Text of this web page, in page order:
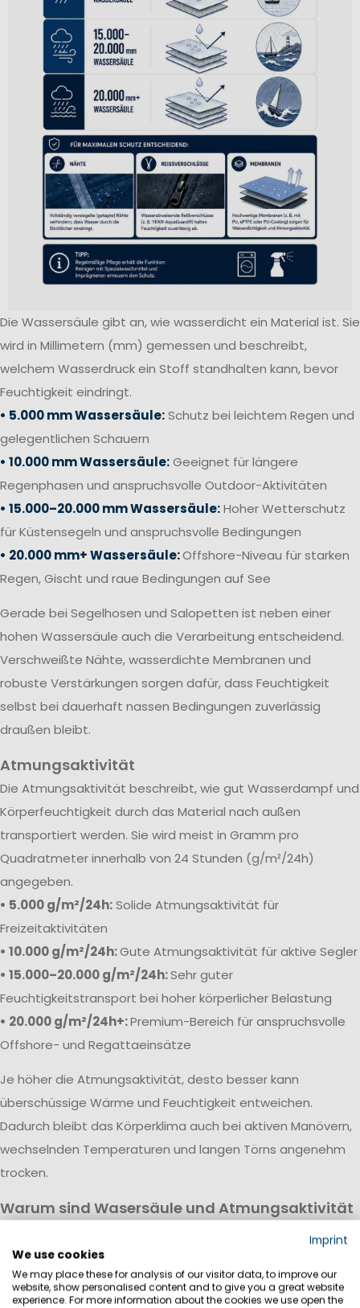
Die Wassersäule gibt an, wie wasserdicht ein Material ist. Sie
wird in Millimetern (mm) gemessen und beschreibt,
welchem Wasserdruck ein Stoff standhalten kann, bevor
Feuchtigkeit eindringt.
• 5.000 mm Wassersäule:Schutz bei leichtem Regen und
gelegentlichen Schauern
• 10.000 mm Wassersäule:Geeignet für längere
Regenphasen und anspruchsvolle Outdoor-Aktivitäten
• 15.000–20.000 mm Wassersäule:Hoher Wetterschutz
für Küstensegeln und anspruchsvolle Bedingungen
• 20.000 mm+ Wassersäule:Offshore-Niveau für starken
Regen, Gischt und raue Bedingungen auf See
Gerade bei Segelhosen und Salopetten ist neben einer
hohen Wassersäule auch die Verarbeitung entscheidend.
Verschweißte Nähte, wasserdichte Membranen und
robuste Verstärkungen sorgen dafür, dass Feuchtigkeit
selbst bei dauerhaft nassen Bedingungen zuverlässig
draußen bleibt.
Atmungsaktivität
Die Atmungsaktivität beschreibt, wie gut Wasserdampf und
Körperfeuchtigkeit durch das Material nach außen
transportiert werden. Sie wird meist in Gramm pro
Quadratmeter innerhalb von 24 Stunden (g/m²/24h)
angegeben.
• 5.000 g/m²/24h:Solide Atmungsaktivität für
Freizeitaktivitäten
• 10.000 g/m²/24h:Gute Atmungsaktivität für aktive Segler
• 15.000–20.000 g/m²/24h:Sehr guter
Feuchtigkeitstransport bei hoher körperlicher Belastung
• 20.000 g/m²/24h+:Premium-Bereich für anspruchsvolle
Offshore- und Regattaeinsätze
Je höher die Atmungsaktivität, desto besser kann
überschüssige Wärme und Feuchtigkeit entweichen.
Dadurch bleibt das Körperklima auch bei aktiven Manövern,
wechselnden Temperaturen und langen Törns angenehm
trocken.
Warum sind Wasersäule und Atmungsaktivität
Eine hochwertige Segeljackbekleidung vereint hohe
Wasserdichtigkeit mit guter Atmungsaktivität. Während die
Wassersäule vor Regen, Wind und Gischt schützt, sorgt die
Imprint
We use cookies
We may place these for analysis of our visitor data, to improve our
website, show personalised content and to give you a great website
experience. For more information about the cookies we use open the